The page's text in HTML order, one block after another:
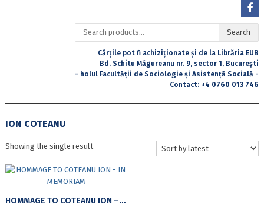
Search
for:
Search
Cărțile pot fi achiziționate și de la Librăria EUB
Bd. Schitu Măgureanu nr. 9, sector 1, București
- holul Facultății de Sociologie și Asistență Socială -
Contact: +4 0760 013 746
ION COTEANU
Showing the single result
HOMMAGE TO COTEANU ION – IN MEMORIAM